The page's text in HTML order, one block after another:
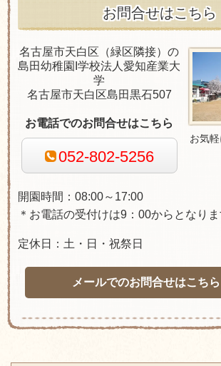
お問合せはこちら
お気
名古屋市天白区（緑区隣接）の
島田幼稚園Ι学校法人愛知産業大
学
名古屋市天白区島田黒石507
お電話でのお問合せはこちら
052-802-5256
開園時間：08:00～17:00
＊お電話の受付けは9：00からとなりま
定休日：土・日・祝祭日
メールでのお問合せはこちら